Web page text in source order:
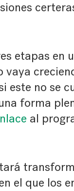
etapas en
vaya
este no se
forma
al
el que los